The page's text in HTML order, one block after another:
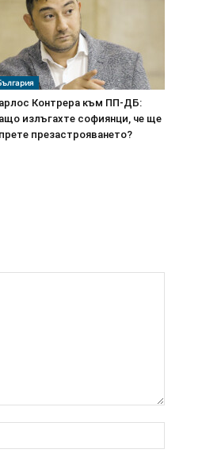
Контрера към ПП-ДБ:
излъгахте софиянци, че ще
презастрояването?